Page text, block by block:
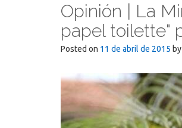
Opinión | La
papel toilette"
Posted on 11 de abril de 2015 by